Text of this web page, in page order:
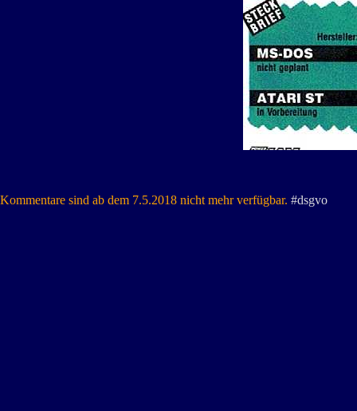
Kommentare sind ab dem 7.5.2018 nicht mehr verfügbar. #dsgvo